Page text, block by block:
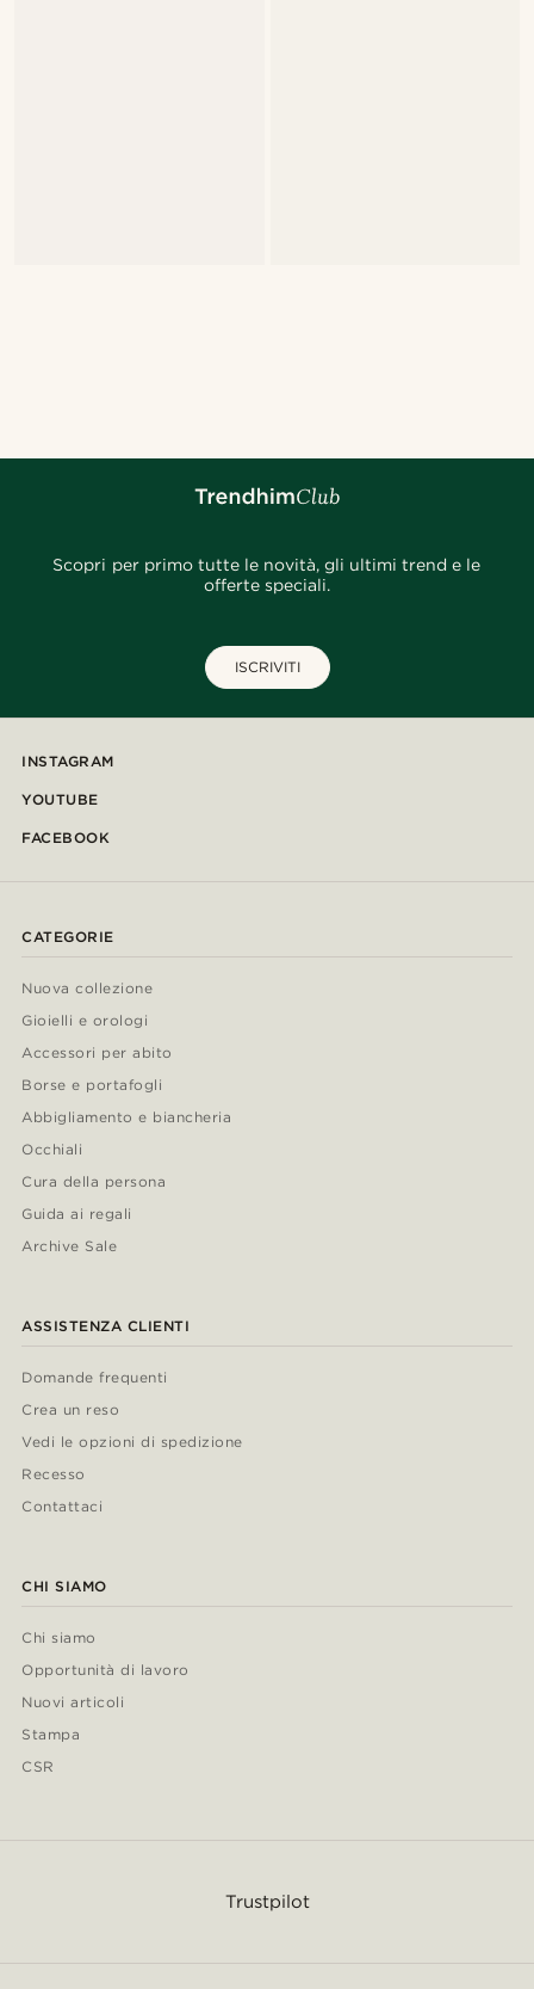
Scopri per primo tutte le novità, gli ultimi trend e le
offerte speciali.
ISCRIVITI
INSTAGRAM
YOUTUBE
FACEBOOK
CATEGORIE
Nuova collezione
Gioielli e orologi
Accessori per abito
Borse e portafogli
Abbigliamento e biancheria
Occhiali
Cura della persona
Guida ai regali
Archive Sale
ASSISTENZA CLIENTI
Domande frequenti
Crea un reso
Vedi le opzioni di spedizione
Recesso
Contattaci
CHI SIAMO
Chi siamo
Opportunità di lavoro
Nuovi articoli
Stampa
CSR
Trustpilot